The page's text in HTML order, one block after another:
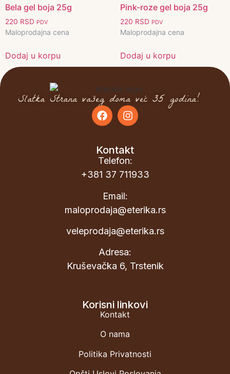
Bela gel boja 25g
220 RSD PDV
Maloprodajna cena
Dodaj u korpu
Pink-roze gel boja 25g
220 RSD PDV
Maloprodajna cena
Dodaj u korpu
Slatka Strana vašeg doma već 35 godina!
Kontakt
Telefon:
+381 37 711933
Email:
maloprodaja@eterika.rs
veleprodaja@eterika.rs
Adresa:
Kruševačka 6, Trstenik
Korisni linkovi
Kontakt
O nama
Politika Privatnosti